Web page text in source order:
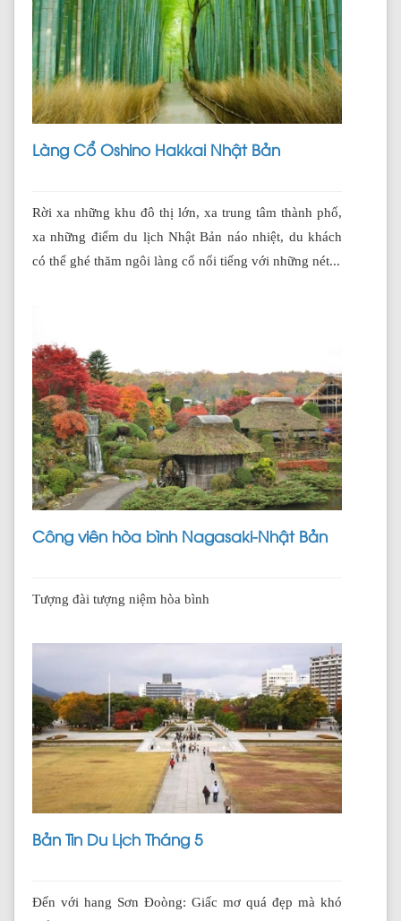
Làng Cổ Oshino Hakkai Nhật Bản
Rời xa những khu đô thị lớn, xa trung tâm thành phố,
xa những điểm du lịch Nhật Bản náo nhiệt, du khách
có thể ghé thăm ngôi làng cổ nổi tiếng với những nét...
Công viên hòa bình Nagasaki-Nhật Bản
Tượng đài tượng niệm hòa bình
Bản Tin Du Lịch Tháng 5
Đến với hang Sơn Đoòng: Giấc mơ quá đẹp mà khó